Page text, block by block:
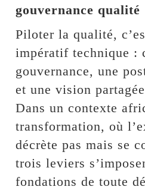
gouvernance qualité
Piloter la qualité,
impératif technique :
gouvernance, une
et une vision
Dans un contexte
transformation, où
décrète pas mais se
trois leviers
fondations de toute